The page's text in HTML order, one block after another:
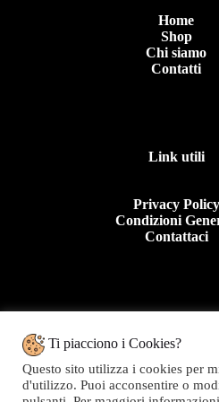
Home
Shop
Chi siamo
Contatti
Link utili
Privacy Policy
Condizioni
Contattaci
Tel: +39 0963
Ti piacciono i Cookies?
Questo sito utilizza i cookies per
d'utilizzo. Puoi acconsentire o